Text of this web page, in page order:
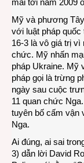
mãi tới năm 2009
Mỹ và phương
với luật pháp
16-3 là vô giá trị vì
chức. Mỹ nhấn
pháp Ukraine. Mỹ
pháp gọi là trừng
ngày sau cuộc
11 quan chức
tuyên bố cấm vận
Nga.
Ai đúng, ai sai
3) dẫn lời David